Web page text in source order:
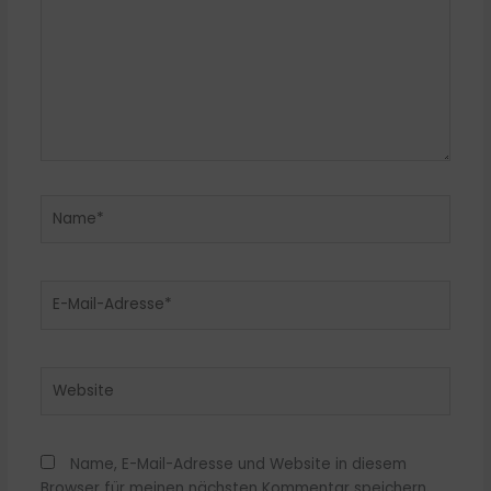
Mail-
Name, E-Mail-Adresse und Website in diesem